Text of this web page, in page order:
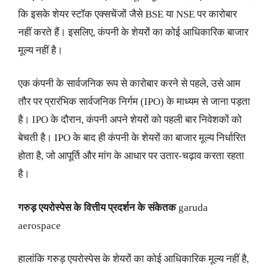
कि इसके शेयर स्टॉक एक्सचेंजों जैसे BSE या NSE पर कारोबार
नहीं करते हैं। इसलिए, कंपनी के शेयरों का कोई आधिकारिक बाजार
मूल्य नहीं है।
एक कंपनी के सार्वजनिक रूप से कारोबार करने से पहले, उसे आम
तौर पर प्रारंभिक सार्वजनिक निर्गम (IPO) के माध्यम से जाना पड़ता
है। IPO के दौरान, कंपनी अपने शेयरों को पहली बार निवेशकों को
बेचती है। IPO के बाद ही कंपनी के शेयरों का बाजार मूल्य निर्धारित
होता है, जो आपूर्ति और मांग के आधार पर उतार-चढ़ाव करता रहता
है।
गरुड़ एयरोस्पेस के वित्तीय प्रदर्शन के संकेतकgaruda
aerospace
हालांकि गरुड़ एयरोस्पेस के शेयरों का कोई आधिकारिक मूल्य नहीं है,